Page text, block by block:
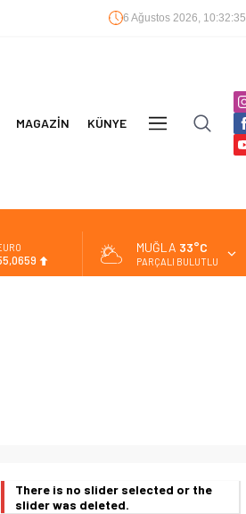
6 Ağustos 2026, 10:32:36
MAGAZİN KÜNYE DİĞER
MUĞLA 33°C
PARÇALI BULUTLU
There is no slider selected or the
slider was deleted.